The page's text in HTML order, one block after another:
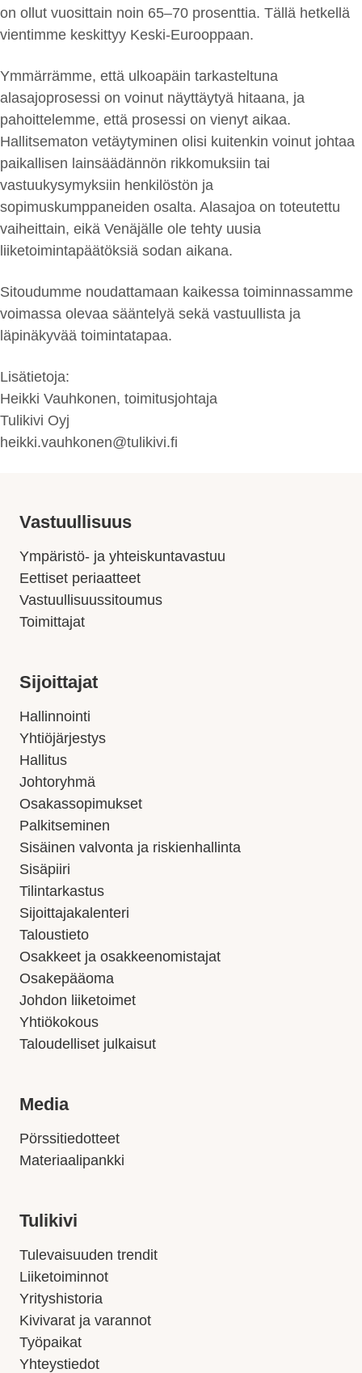
on ollut vuosittain noin 65–70 prosenttia. Tällä hetkellä
vientimme keskittyy Keski-Eurooppaan.
Ymmärrämme, että ulkoapäin tarkasteltuna
alasajoprosessi on voinut näyttäytyä hitaana, ja
pahoittelemme, että prosessi on vienyt aikaa.
Hallitsematon vetäytyminen olisi kuitenkin voinut johtaa
paikallisen lainsäädännön rikkomuksiin tai
vastuukysymyksiin henkilöstön ja
sopimuskumppaneiden osalta. Alasajoa on toteutettu
vaiheittain, eikä Venäjälle ole tehty uusia
liiketoimintapäätöksiä sodan aikana.
Sitoudumme noudattamaan kaikessa toiminnassamme
voimassa olevaa sääntelyä sekä vastuullista ja
läpinäkyvää toimintatapaa.
Lisätietoja:
Heikki Vauhkonen, toimitusjohtaja
Tulikivi Oyj
heikki.vauhkonen@tulikivi.fi
Vastuullisuus
Ympäristö- ja yhteiskuntavastuu
Eettiset periaatteet
Vastuullisuussitoumus
Toimittajat
Sijoittajat
Hallinnointi
Yhtiöjärjestys
Hallitus
Johtoryhmä
Osakassopimukset
Palkitseminen
Sisäinen valvonta ja riskienhallinta
Sisäpiiri
Tilintarkastus
Sijoittajakalenteri
Taloustieto
Osakkeet ja osakkeenomistajat
Osakepääoma
Johdon liiketoimet
Yhtiökokous
Taloudelliset julkaisut
Media
Pörssitiedotteet
Materiaalipankki
Tulikivi
Tulevaisuuden trendit
Liiketoiminnot
Yrityshistoria
Kivivarat ja varannot
Työpaikat
Yhteystiedot